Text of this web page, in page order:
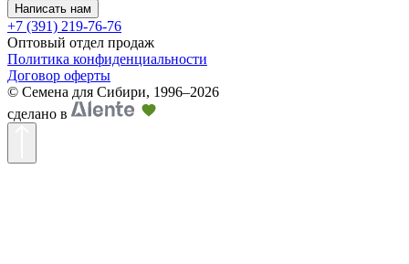
Написать нам
+7 (391) 219-76-76
Оптовый отдел продаж
Политика конфиденциальности
Договор оферты
© Семена для Сибири, 1996–2026
сделано в